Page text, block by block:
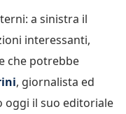
a sinistra il
interessanti,
che potrebbe
, giornalista ed
oggi il suo editoriale